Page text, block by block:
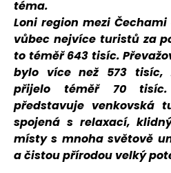
téma.
Loni region mezi
vůbec nejvíce turistů za
to téměř 643 tisíc.
bylo více než 573 tisíc,
přijelo téměř 70
představuje venkovská
spojená s relaxací,
místy s mnoha světově
a čistou přírodou velký